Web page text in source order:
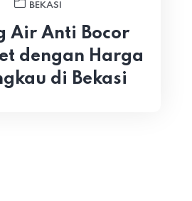
BEKASI
Air Anti Bocor
dengan Harga
di Bekasi